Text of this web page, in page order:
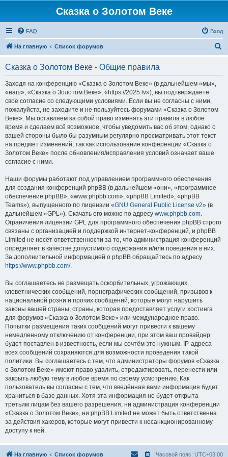
Сказка о Золотом Веке
FAQ Вход
На главную Список форумов
Сказка о Золотом Веке - Общие правила
Заходя на конференцию «Сказка о Золотом Веке» (в дальнейшем «мы»,
«наш», «Сказка о Золотом Веке», «https://2025.lv»), вы подтверждаете
своё согласие со следующими условиями. Если вы не согласны с ними,
пожалуйста, не заходите и не пользуйтесь форумами «Сказка о Золотом
Веке». Мы оставляем за собой право изменять эти правила в любое
время и сделаем всё возможное, чтобы уведомить вас об этом, однако с
вашей стороны было бы разумным регулярно просматривать этот текст
на предмет изменений, так как использование конференции «Сказка о
Золотом Веке» после обновления/исправления условий означает ваше
согласие с ними.
Наши форумы работают под управлением программного обеспечения
для создания конференций phpBB (в дальнейшем «они», «программное
обеспечение phpBB», «www.phpbb.com», «phpBB Limited», «phpBB
Teams»), выпущенного по лицензии «GNU General Public License v2» (в
дальнейшем «GPL»). Скачать его можно по адресу www.phpbb.com.
Ограничения лицензии GPL для программного обеспечения phpBB строго
связаны с организацией и поддержкой интернет-конференций, и phpBB
Limited не несёт ответственности за то, что администрация конференций
определяет в качестве допустимого содержания и/или поведения в них.
За дополнительной информацией о phpBB обращайтесь по адресу
https://www.phpbb.com/.
Вы соглашаетесь не размещать оскорбительных, угрожающих,
клеветнических сообщений, порнографических сообщений, призывов к
национальной розни и прочих сообщений, которые могут нарушить
законы вашей страны, страны, которая предоставляет услуги хостинга
для форумов «Сказка о Золотом Веке» или международное право.
Попытки размещения таких сообщений могут привести к вашему
немедленному отключению от конференции, при этом ваш провайдер
будет поставлен в известность, если мы сочтём это нужным. IP-адреса
всех сообщений сохраняются для возможности проведения такой
политики. Вы соглашаетесь с тем, что администраторы форумов «Сказка
о Золотом Веке» имеют право удалить, отредактировать, перенести или
закрыть любую тему в любое время по своему усмотрению. Как
пользователь вы согласны с тем, что введённая вами информация будет
храниться в базе данных. Хотя эта информация не будет открыта
третьим лицам без вашего разрешения, ни администрация конференции
«Сказка о Золотом Веке», ни phpBB Limited не может быть ответственна
за действия хакеров, которые могут привести к несанкционированному
доступу к ней.
На главную Список форумов Часовой пояс: UTC+03:00